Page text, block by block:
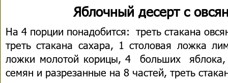
Яблочный десерт с
На 4 порции понадобится: треть стакана
треть стакана сахара, 1 столовая ложка
ложки молотой корицы, 4 больших
семян и разрезанные на 8 частей, треть